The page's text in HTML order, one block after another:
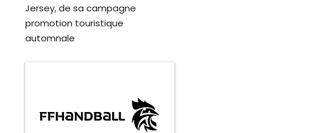
Jersey, de sa campagne
promotion touristique
automnale